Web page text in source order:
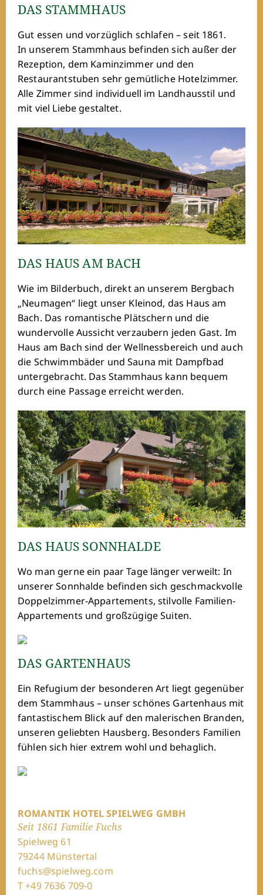
DAS STAMMHAUS
Gut essen und vorzüglich schlafen – seit 1861.
In unserem Stammhaus befinden sich außer der
Rezeption, dem Kaminzimmer und den
Restaurantstuben sehr gemütliche Hotelzimmer.
Alle Zimmer sind individuell im Landhausstil und
mit viel Liebe gestaltet.
DAS HAUS AM BACH
Wie im Bilderbuch, direkt an unserem Bergbach
„Neumagen“ liegt unser Kleinod, das Haus am
Bach. Das romantische Plätschern und die
wundervolle Aussicht verzaubern jeden Gast. Im
Haus am Bach sind der Wellnessbereich und auch
die Schwimmbäder und Sauna mit Dampfbad
untergebracht. Das Stammhaus kann bequem
durch eine Passage erreicht werden.
DAS HAUS SONNHALDE
Wo man gerne ein paar Tage länger verweilt: In
unserer Sonnhalde befinden sich geschmackvolle
Doppelzimmer-Appartements, stilvolle Familien-
Appartements und großzügige Suiten.
DAS GARTENHAUS
Ein Refugium der besonderen Art liegt gegenüber
dem Stammhaus – unser schönes Gartenhaus mit
fantastischem Blick auf den malerischen Branden,
unseren geliebten Hausberg. Besonders Familien
fühlen sich hier extrem wohl und behaglich.
ROMANTIK HOTEL SPIELWEG GMBH
Seit 1861 Familie Fuchs
Spielweg 61
79244 Münstertal
fuchs@spielweg.com
T +49 7636 709-0